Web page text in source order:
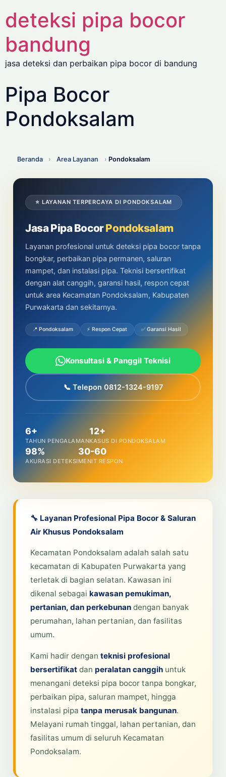
deteksi pipa bocor
bandung
jasa deteksi dan perbaikan pipa bocor di bandung
Pipa Bocor
Pondoksalam
Beranda › Area Layanan › Pondoksalam
⭐ LAYANAN TERPERCAYA DI PONDOKSALAM
Jasa Pipa BocorPondoksalam
Layanan profesional untuk deteksi pipa bocor tanpa
bongkar, perbaikan pipa permanen, saluran
mampet, dan instalasi pipa. Teknisi bersertifikat
dengan alat canggih, garansi hasil, respon cepat
untuk area Kecamatan Pondoksalam, Kabupaten
Purwakarta dan sekitarnya.
📍 Pondoksalam ⚡ Respon Cepat ✅ Garansi Hasil
Konsultasi & Panggil Teknisi
📞 Telepon 0812-1324-9197
6+
TAHUN PENGALAMAN
12+
KASUS DI PONDOKSALAM
98%
AKURASI DETEKSI
30-60
MENIT RESPON
🔧 Layanan Profesional Pipa Bocor & Saluran
Air Khusus Pondoksalam
Kecamatan Pondoksalam adalah salah satu
kecamatan di Kabupaten Purwakarta yang
terletak di bagian selatan. Kawasan ini
dikenal sebagai kawasan pemukiman,
pertanian, dan perkebunandengan banyak
perumahan, lahan pertanian, dan fasilitas
umum.
Kami hadir dengan teknisi profesional
bersertifikatdan peralatan canggihuntuk
menangani deteksi pipa bocor tanpa bongkar,
perbaikan pipa, saluran mampet, hingga
instalasi pipa tanpa merusak bangunan.
Melayani rumah tinggal, lahan pertanian, dan
fasilitas umum di seluruh Kecamatan
Pondoksalam.